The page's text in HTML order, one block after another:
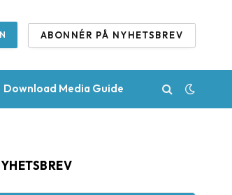
ABONNÉR PÅ NYHETSBREV
Download Media Guide